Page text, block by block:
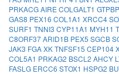
PRKACGAIRE COLGALT1
GAS8 PEX16 COL1A1 XRCC4
SURF1 TNNI3 CYP11A1 MYH11
C8ORF37ARID1B PEX5 SGCB
JAK3 FGAXKTNFSF15 CEP104
COL5A1 PRKAG2 BSCL2 AHCY
FASLG ERCC6 STOX1 HSPG2